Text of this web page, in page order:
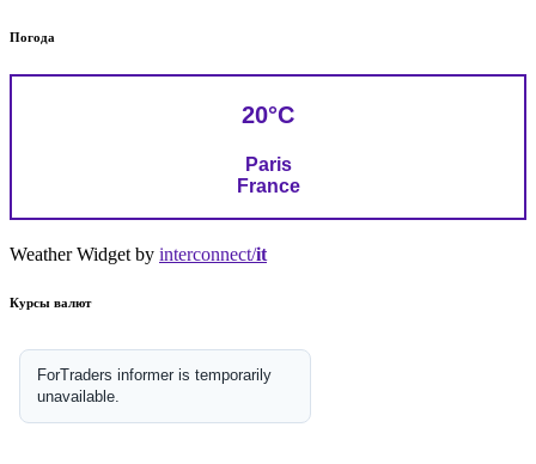
Погода
20°C
Paris
France
Weather Widget by interconnect/it
Курсы валют